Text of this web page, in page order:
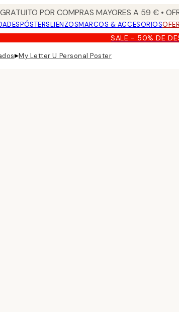
POR COMPRAS MAYORES A 59 € •
PÓSTERSLIENZOSMARCOS & ACCESORIOS
SALE - 50% DE
▸My Letter U Personal Poster